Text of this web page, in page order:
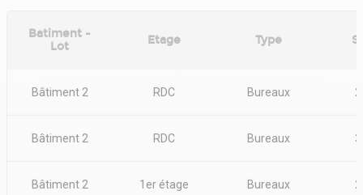
Batiment -
Lot
Etage Type
Bâtiment 2 RDC Bureaux
Bâtiment 2 RDC Bureaux
Bâtiment 2 1er étage Bureaux